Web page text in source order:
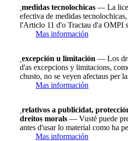
medidas tecnolochicas — La
efectiva de medidas
l'Articlo 11 d'o Tractau d'a OMPI
Mas información
excepción u limitación — Los
d'as excepcions y limitacions,
chusto, no se veyen afectaus per
Mas información
relativos a publicidat,
dreitos morals — Vusté puede
antes d'usar lo material como ha
Mas información